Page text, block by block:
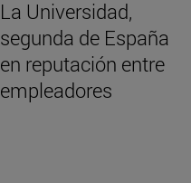
La Universidad,
segunda de España
en reputación entre
empleadores